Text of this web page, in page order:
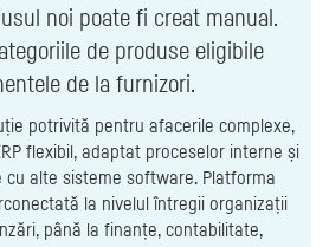
noi poate fi creat manual.
de produse eligibile
de la furnizori.
potrivită pentru afacerile complexe,
flexibil, adaptat proceselor interne și
cu alte sisteme software. Platforma
la nivelul întregii organizații
până la finanțe, contabilitate,